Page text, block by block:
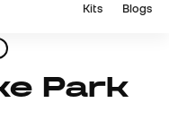
Kits Blogs